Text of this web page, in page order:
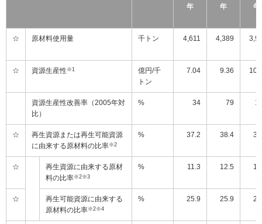
年
年
年
☆ 原材料使用量 千トン 4,611 4,389
☆ 資源生産性 ※1
億円/千
トン
7.04 9.36
資源生産性改善率（2005年対
比）
% 34 79
☆
再生資源または再生可能資源
に由来する原材料の比率※2
% 37.2 38.4
☆
再生資源に由来する原材
料の比率※2※3
% 11.3 12.5
☆
再生可能資源に由来する
原材料の比率※2※4
% 25.9 25.9